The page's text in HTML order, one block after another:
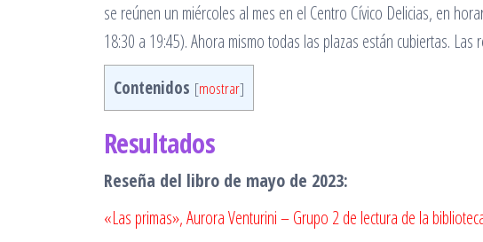
se reúnen un miércoles al mes en el Centro Cívico Delicias, en
18:30 a 19:45). Ahora mismo todas las plazas están cubiertas.
Contenidos [mostrar]
Resultados
Reseña del libro de mayo de 2023:
«Las primas», Aurora Venturini – Grupo 2 de lectura de la